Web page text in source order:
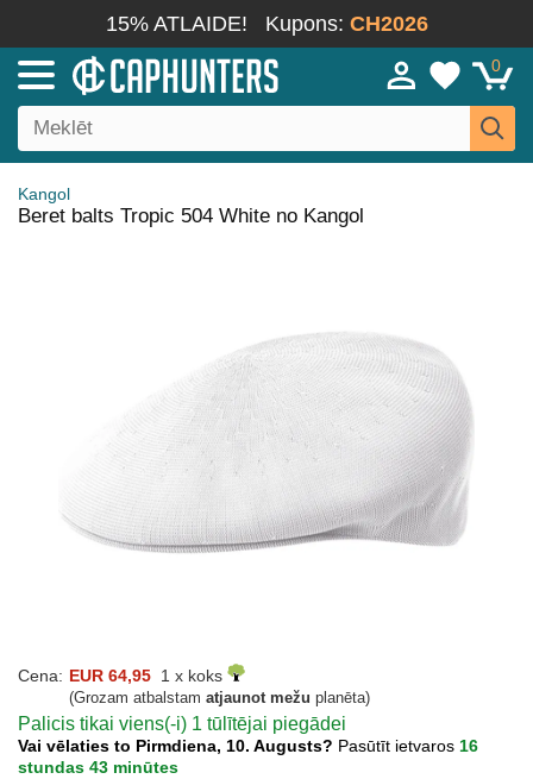
15% ATLAIDE! Kupons: CH2026
0
Kangol
Beret balts Tropic 504 White no Kangol
Cena: EUR 64,95 1 x koks
(Grozam atbalstam atjaunot mežu planēta)
Palicis tikai viens(-i) 1 tūlītējai piegādei
Vai vēlaties to Pirmdiena, 10. Augusts? Pasūtīt ietvaros 16
stundas 43 minūtes